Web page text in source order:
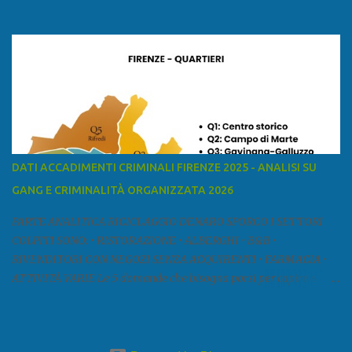
a est con le province di Pistoia e di Firenze, a sud con la provincia di
Lucca Ÿ la Versilia Ÿ la Media Valle del Serchio Ÿ la Garfagnana
Fonte: wikipedia Presenze mafiose e criminali (principali) Le
presenze mafiose in provincia sono assai rilevanti. Si segnala che
nella relazione del 2001 della Commissione parlamentare
Livorno e Lucca agiscono i clan dei Fedele...” Dalla ricerc...
DATI ACCADIMENTI CRIMINALI FIRENZE 2025 - ANALISI SU
GANG E CRIMINALITÀ ORGANIZZATA 2026
PARTE ANALITICA RICICLAGGIO DENARO SPORCO I SETTORI
COLPITI SONO: • RISTORAZIONE • ALBERGHI • B&B •
RIVENDITORI CON NEGOZI SENZA ACQUIRENTI • FARMACIA •
ATTIVITÀ VARIE Le 5 domande che bisogna porsi per capire e